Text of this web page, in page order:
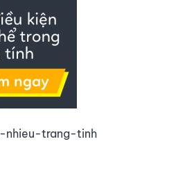
trang-tinh